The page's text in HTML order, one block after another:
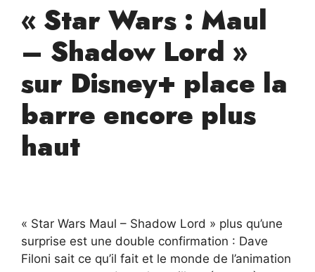
« Star Wars : Maul
– Shadow Lord »
sur Disney+ place la
barre encore plus
haut
« Star Wars Maul – Shadow Lord » plus qu’une
surprise est une double confirmation : Dave
Filoni sait ce qu’il fait et le monde de l’animation